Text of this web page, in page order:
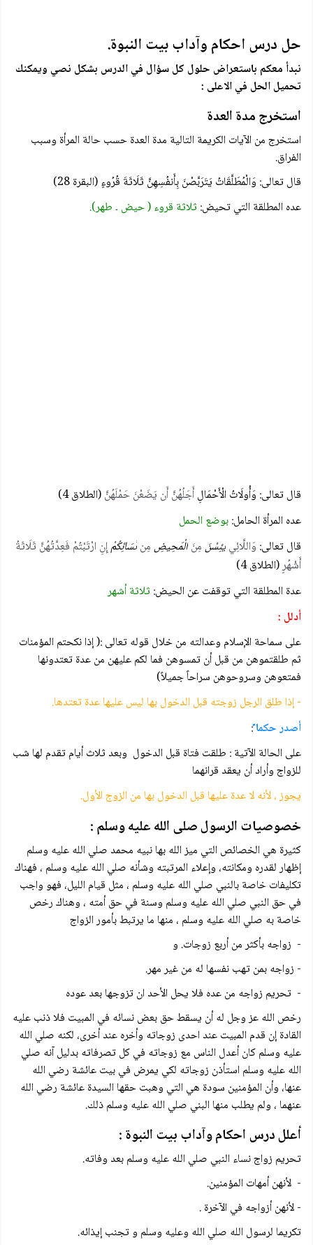
حل درس احكام وآداب بيت النبوة.
نبدأ معكم باستعراض حلول كل سؤال في الدرس بشكل نصي ويمكنك
تحميل الحل في الاعلى :
استخرج مدة العدة
استخرج من الآيات الكريمة التالية مدة العدة حسب حالة المرأة وسبب
الفراق.
قال تعالى: وَالْمُطَلَّقَاتُ يَتَرَبَّصْنَ بِأَنفُسِهِنَّ ثَلَاثَةَ قُرُوءٍ(البقرة 28)
عده المطلقة التي تحيض: ثلاثة قروء ( حیض ۔ طهر).
قال تعالى: وَأُولَاتُ الْأَحْمَالِأَجَلُهُنَّ أَن يَضَعْنَ حَمْلَهُنَّ(الطلاق 4)
عده المرأة الحامل:بوضع الحمل
قال تعالی: وَاللَّائِييَئِسْنَمِنَالْمَحِيضِمِننِّسَائِكُمْإِنِ ارْتَبْتُمْ فَعِدَّتُهُنَّ ثَلَاثَةُ
أَشْهُرٍ(الطلاق 4)
عدة المطلقة التي توقفت عن الحيض: ثلاثة أشهر
أدلل :
على سماحة الإسلام وعدالته من خلال قوله تعالى :( إذا نكحتم المؤمنات
ثم طلقتموهن من قبل أن تمسوهن فما لكم عليهن من عدة تعتدونها
فمتعوهن وسروحوهن سراحاً جميلاً)
- إذا طلق الرجل زوجته قبل الدخول بها ليس عليها عدة تعتدها.
أصدر حكما ً:
على الحالة الآتية : طلقت فتاة قبل الدخول وبعد ثلاث أيام تقدم لها شب
للزواج وأراد أن يعقد قرانهما
يجوز ، لأنه لا عدة عليها قبل الدخول بها من الزوج الأول.
خصوصيات الرسول صلى الله عليه وسلم :
كثيرة هي الخصائص التي ميز الله بها نبيه محمد صلي الله عليه وسلم
إظهار لقدره ومكانته، وإعلاء المرتبته وشأنه صلي الله عليه وسلم ، فهناك
تكليفات خاصة بالنبي صلي الله عليه وسلم ، مثل قيام الليل، فهو واجب
في حق النبي صلي الله عليه وسلم وسنة في حق أمته ، وهناك رخص
خاصة به صلي الله عليه وسلم ، منها ما يرتبط بأمور الزواج
- زواجه بأكثر من أربع زوجات. و
- زواجه بمن تهب نفسها له من غير مهر.
- تحريم زواجه من عده فلا يحل الأحد ان تزوجها بعد عوده
رخص الله عز وجل له أن يسقط حق بعض نسائه في المبيت فلا ذنب عليه
القادة إن قدم المبيت عند احدی زوجاته وأخره عند أخرى، لكنه صلي الله
عليه وسلم كان أعدل الناس مع زوجاته في كل تصرفاته بدلیل آنه صلي
الله عليه وسلم استأذن زوجاته لكي يمرض في بيت عائشة رضي الله
عنها، وأن المؤمنين سودة هي التي وهبت حقها السيدة عائشة رضي الله
عنهما ، ولم يطلب منها البني صلي الله عليه وسلم ذلك.
أعلل درس احكام وآداب بيت النبوة :
تحريم زواج نساء النبي صلي الله عليه وسلم بعد وفاته.
- لأنهن أمهات المؤمنين.
- لأنهن أزواجه في الآخرة .
تكريما لرسول الله صلي الله وعليه وسلم و تجنب إيذائه.